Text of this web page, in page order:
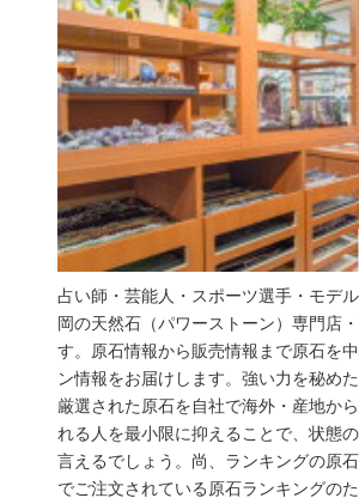
占い師・芸能人・スポーツ選手・モデ
岡の天然石（パワーストーン）専門店
す。原石情報から販売情報まで原石を
ン情報をお届けします。強い力を秘め
厳選された原石を自社で海外・産地か
れる人を最小限に抑えることで、状態
言えるでしょう。尚、ランキングの原
でご注文されている原石ランキングの